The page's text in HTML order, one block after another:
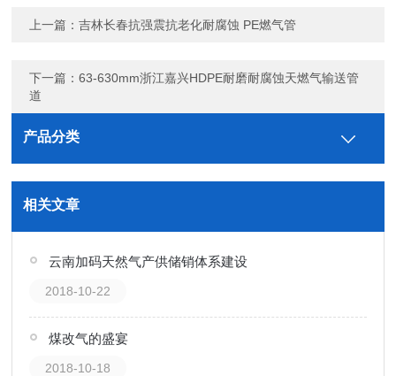
上一篇：吉林长春抗强震抗老化耐腐蚀 PE燃气管
下一篇：63-630mm浙江嘉兴HDPE耐磨耐腐蚀天燃气输送管
道
产品分类
相关文章
云南加码天然气产供储销体系建设
2018-10-22
煤改气的盛宴
2018-10-18